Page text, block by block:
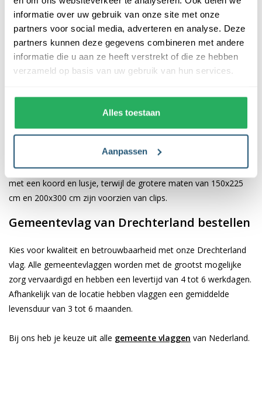
informatie over uw gebruik van onze site met onze
partners voor social media, adverteren en analyse. Deze
partners kunnen deze gegevens combineren met andere
informatie die u aan ze heeft verstrekt of die ze hebben
verzameld op basis van uw gebruik van hun services.
Alles toestaan
Aanpassen
De afwerking van onze vlaggen is van hoge kwaliteit. Ze zijn
voorzien van een sterke kopband en een dubbele stiknaad, wat
bijdraagt aan hun duurzaamheid en stevigheid. Wij bieden de
vlag vanDrechterland aan in verschillende afmetingen: 40x60
Hierdoor is er altijd een geschikte maat voor jouw specifieke
Afhankelijk van de afmetingen die je kiest, worden de vlaggen
voorzien van verschillende bevestigingsmogelijkheden. De
vlaggen van 40x60 cm, 70x100 cm en 100x150 cm zijn uitgerust
met een koord en lusje, terwijl de grotere maten van 150x225
cm en 200x300 cm zijn voorzien van clips.
Gemeentevlag van Drechterland bestellen
Kies voor kwaliteit en betrouwbaarheid met onze Drechterland
vlag. Alle gemeentevlaggen worden met de grootst mogelijke
zorg vervaardigd en hebben een levertijd van 4 tot 6 werkdagen.
Afhankelijk van de locatie hebben vlaggen een gemiddelde
levensduur van 3 tot 6 maanden.
Bij ons heb je keuze uit alle gemeente vlaggen van Nederland.